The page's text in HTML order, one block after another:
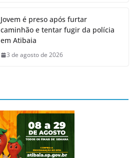
Jovem é preso após furtar
caminhão e tentar fugir da polícia
em Atibaia
3 de agosto de 2026